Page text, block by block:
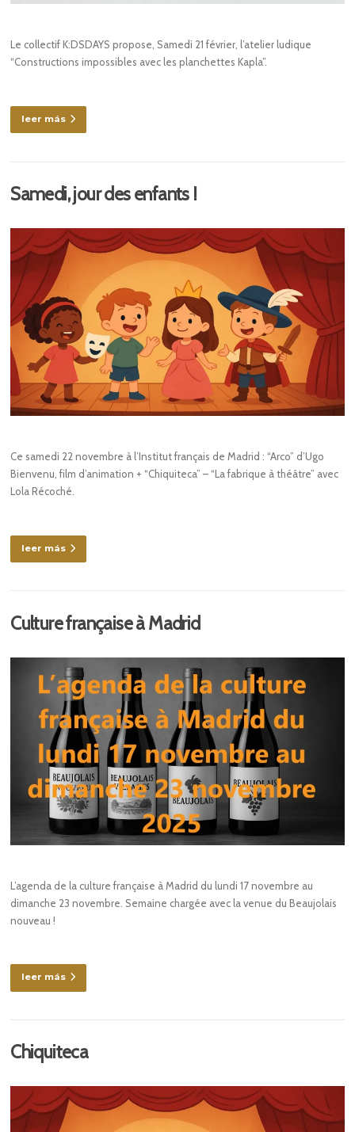
Le collectif K:DSDAYS propose, Samedi 21 février, l’atelier ludique
“Constructions impossibles avec les planchettes Kapla”.
leer más
Samedi, jour des enfants !
Ce samedi 22 novembre à l’Institut français de Madrid : “Arco” d’Ugo
Bienvenu, film d’animation + “Chiquiteca” – “La fabrique à théâtre” avec
Lola Récoché.
leer más
Culture française à Madrid
L’agenda de la culture française à Madrid du lundi 17 novembre au
dimanche 23 novembre. Semaine chargée avec la venue du Beaujolais
nouveau !
leer más
Chiquiteca